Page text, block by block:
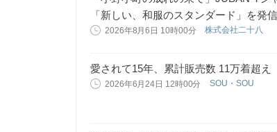
「新しい、和服のスタンダード」を発信
2026年8月6日 10時00分 株式会社二十八
愛されて15年、累計販売数 11万着超
2026年6月24日 12時00分 SOU・SOU